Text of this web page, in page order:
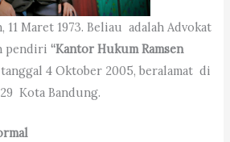
11 Maret 1973. Beliau adalah Advokat
pendiri“Kantor Hukum Ramsen
tanggal 4 Oktober 2005, beralamat di
Kota Bandung.